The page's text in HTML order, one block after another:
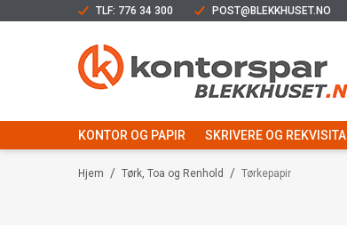
TLF: 776 34 300 POST@BLEKKHUSET.NO
KONTOR OG PAPIR SKRIVERE OG REKVISITA
/
Hjem /
Tørk, Toa og Renhold Tørkepapir